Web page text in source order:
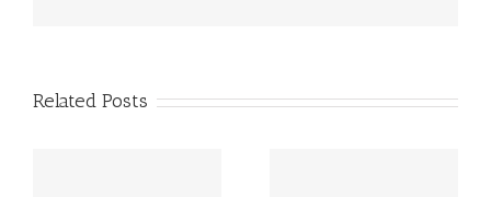
Related Posts